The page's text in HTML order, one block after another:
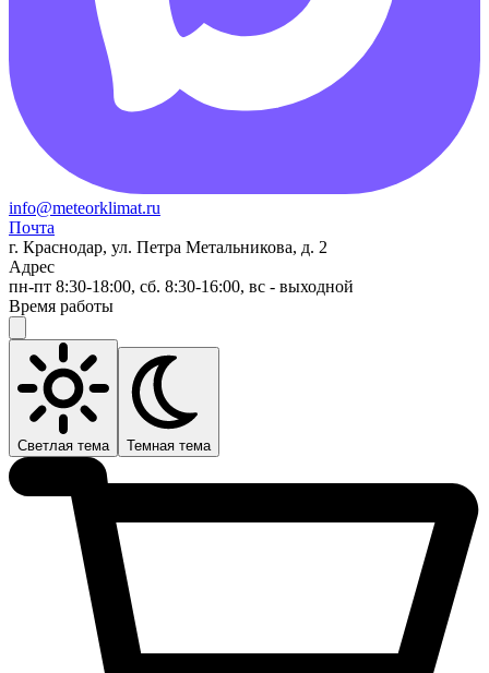
info@meteorklimat.ru
Почта
г. Краснодар, ул. Петра Метальникова, д. 2
Адрес
пн-пт 8:30-18:00, сб. 8:30-16:00, вс - выходной
Время работы
Светлая тема Темная тема